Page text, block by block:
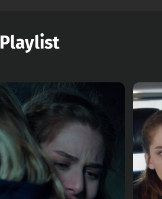
Playlist